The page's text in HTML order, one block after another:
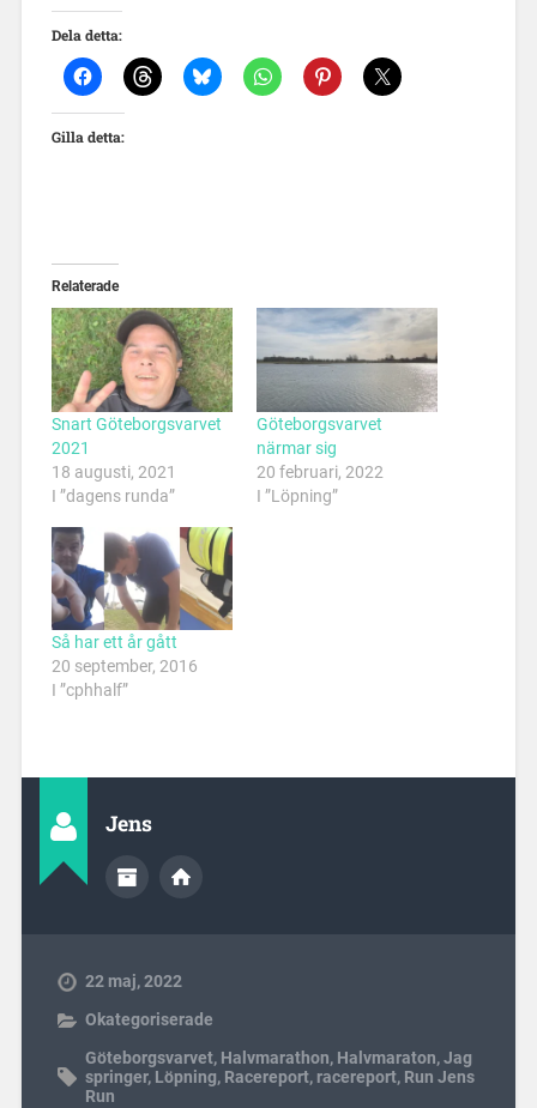
Dela detta:
Gilla detta:
Relaterade
Snart Göteborgsvarvet
2021
18 augusti, 2021
I ”dagens runda”
Göteborgsvarvet
närmar sig
20 februari, 2022
I ”Löpning”
Så har ett år gått
20 september, 2016
I ”cphhalf”
Jens
22 maj, 2022
Okategoriserade
Göteborgsvarvet, Halvmarathon, Halvmaraton,Jag
springer, Löpning, Racereport, racereport, Run Jens
Run